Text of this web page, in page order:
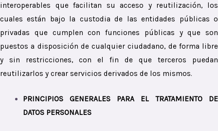
interoperables que facilitan su acceso y reutilización, los
cuales están bajo la custodia de las entidades públicas o
privadas que cumplen con funciones públicas y que son
puestos a disposición de cualquier ciudadano, de forma libre
y sin restricciones, con el fin de que terceros puedan
reutilizarlos y crear servicios derivados de los mismos.
PRINCIPIOS GENERALES PARA EL TRATAMIENTO DE
DATOS PERSONALES